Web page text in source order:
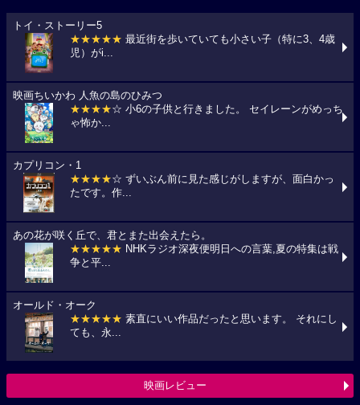
トイ・ストーリー5
★★★★★ 最近街を歩いていても小さい子（特に3、4歳
児）がi...
映画ちいかわ 人魚の島のひみつ
★★★★☆ 小6の子供と行きました。 セイレーンがめっち
ゃ怖か...
カプリコン・1
★★★★☆ ずいぶん前に見た感じがしますが、面白かっ
たです。作...
あの花が咲く丘で、君とまた出会えたら。
★★★★★ NHKラジオ深夜便明日への言葉,夏の特集は戦
争と平...
オールド・オーク
★★★★★ 素直にいい作品だったと思います。 それにし
ても、永...
映画レビュー